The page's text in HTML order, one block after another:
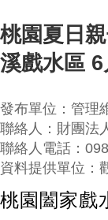
桃園夏日
溪戲水區
發布單位：管理
聯絡人：財團法
聯絡人電話：
資料提供單位：
桃園闔家戲